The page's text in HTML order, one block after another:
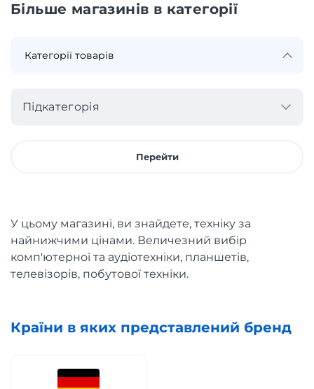
Більше магазинів в категорії
Підкатегорія
Перейти
У цьому магазині, ви знайдете, техніку за
найнижчими цінами. Величезний вибір
комп'ютерної та аудіотехніки, планшетів,
телевізорів, побутової техніки.
Країни в яких представлений бренд